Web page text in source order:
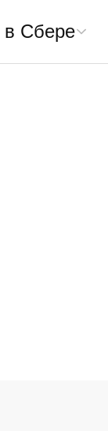
в Сбере